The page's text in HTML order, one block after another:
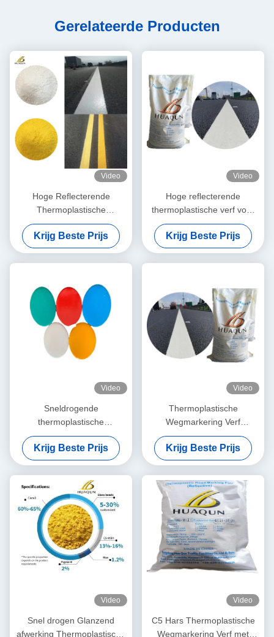
Gerelateerde Producten
Video
Hoge Reflecterende
Thermoplastische
Wegenverf met Snelle
Droging en Aanpasbare
Kleuren
Krijg Beste Prijs
Video
Hoge reflecterende
thermoplastische verf voor
duurzame en
weerbestendige
wegmarkering
Krijg Beste Prijs
Video
Sneldrogende
thermoplastische
wegmarkeerverf met hoge
reflecterende
eigenschappen en
petroleumharsbasis voor
duurzame wegmarkeringen
Krijg Beste Prijs
Video
Thermoplastische
Wegmarkering Verf
Sneldrogend ≤3min met
Hoge
Temperatuurbestendigheid
180-220℃ en Aanpasbare
Kleuren
Krijg Beste Prijs
Video
Snel drogen Glanzend
afwerking Thermoplastische
Video
C5 Hars Thermoplastische
Wegmarkering Verf met